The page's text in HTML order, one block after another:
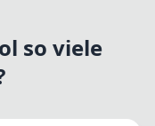
so viele